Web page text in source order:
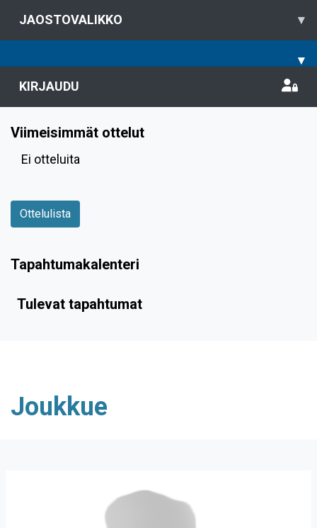
JAOSTOVALIKKO ▾
▾
KIRJAUDU
Viimeisimmät ottelut
Ei otteluita
Ottelulista
Tapahtumakalenteri
Tulevat tapahtumat
Joukkue